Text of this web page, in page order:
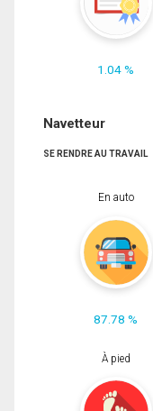
1.04 %
Navetteur
SE RENDRE AU TRAVAIL
En auto
87.78 %
À pied